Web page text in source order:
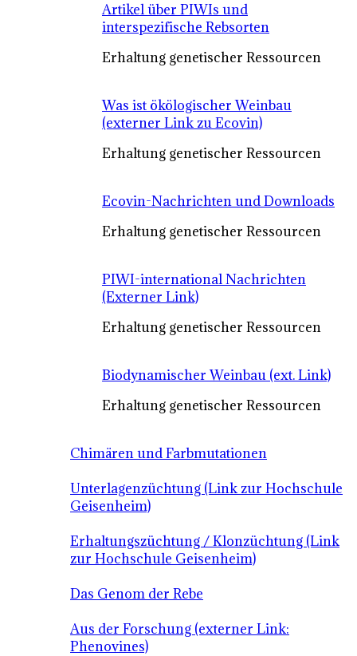
Artikel über PIWIs und
interspezifische Rebsorten
Erhaltung genetischer Ressourcen
Was ist ökölogischer Weinbau
(externer Link zu Ecovin)
Erhaltung genetischer Ressourcen
Ecovin-Nachrichten und Downloads
Erhaltung genetischer Ressourcen
PIWI-international Nachrichten
(Externer Link)
Erhaltung genetischer Ressourcen
Biodynamischer Weinbau (ext. Link)
Erhaltung genetischer Ressourcen
Chimären und Farbmutationen
Unterlagenzüchtung (Link zur Hochschule
Geisenheim)
Erhaltungszüchtung / Klonzüchtung (Link
zur Hochschule Geisenheim)
Das Genom der Rebe
Aus der Forschung (externer Link:
Phenovines)